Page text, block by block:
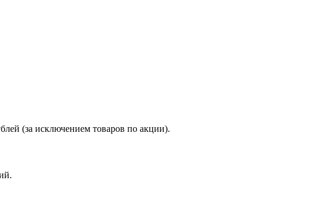
(за исключением товаров по акции).